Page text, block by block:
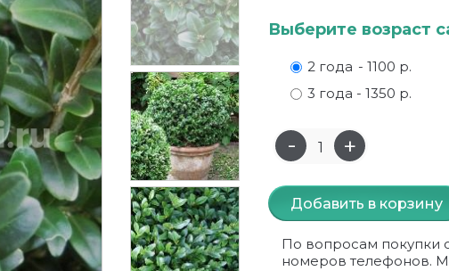
Выберите возраст
2 года - 1100 р.
3 года - 1350 р.
Добавить в корзину
По вопросам покупки
номеров телефонов.